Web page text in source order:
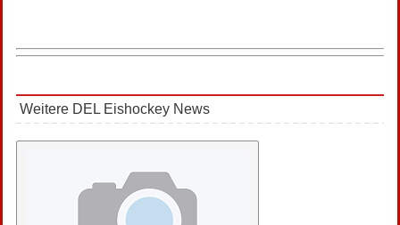
Weitere DEL Eishockey News